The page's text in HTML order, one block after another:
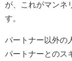
が、これがマンネ
す。
パートナー以外の
パートナーとのス